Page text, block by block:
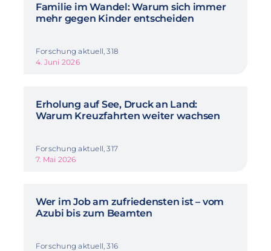
Familie im Wandel: Warum sich immer
mehr gegen Kinder entscheiden
Forschung aktuell, 318
4. Juni 2026
Erholung auf See, Druck an Land:
Warum Kreuzfahrten weiter wachsen
Forschung aktuell, 317
7. Mai 2026
Wer im Job am zufriedensten ist – vom
Azubi bis zum Beamten
Forschung aktuell, 316